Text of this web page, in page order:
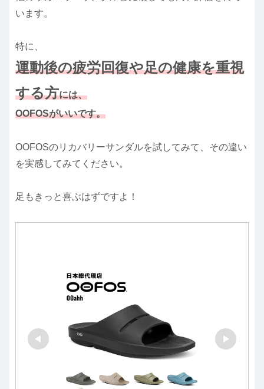
います。
特に、
運動後の疲労回復や足の健康を重視
する方には、
OOFOSがいいです。
OOFOSのリカバリーサンダルを試してみて、その違い
を実感してみてください。
足もきっと喜ぶはずですよ！